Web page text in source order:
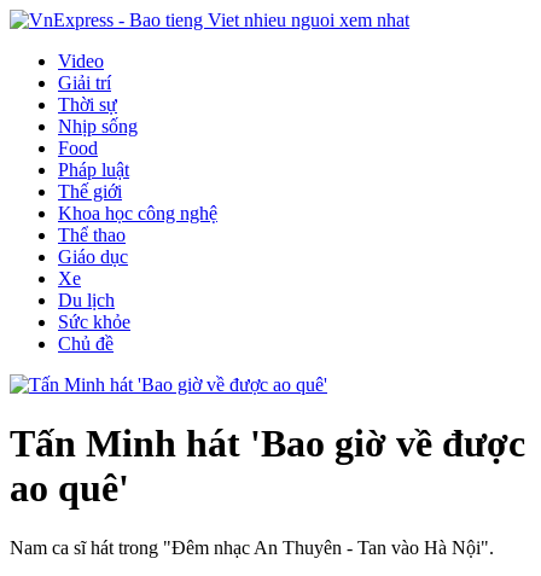
Video
Giải trí
Thời sự
Nhịp sống
Food
Pháp luật
Thế giới
Khoa học công nghệ
Thể thao
Giáo dục
Xe
Du lịch
Sức khỏe
Chủ đề
Tấn Minh hát 'Bao giờ về được
ao quê'
Nam ca sĩ hát trong "Đêm nhạc An Thuyên - Tan vào Hà Nội".